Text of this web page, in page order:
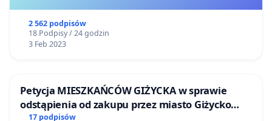
2 562 podpisów
18 Podpisy / 24 godzin
3 Feb 2023
Petycja MIESZKAŃCÓW GIŻYCKA w sprawie
odstąpienia od zakupu przez miasto Giżycko
17 podpisów